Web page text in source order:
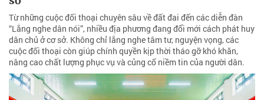
Từ những cuộc đối thoại chuyên sâu về đất đai đến các diễn đàn
“Lắng nghe dân nói”, nhiều địa phương đang đổi mới cách phát huy
dân chủ ở cơ sở. Không chỉ lắng nghe tâm tư, nguyện vọng, các
cuộc đối thoại còn giúp chính quyền kịp thời tháo gỡ khó khăn,
nâng cao chất lượng phục vụ và củng cố niềm tin của người dân.